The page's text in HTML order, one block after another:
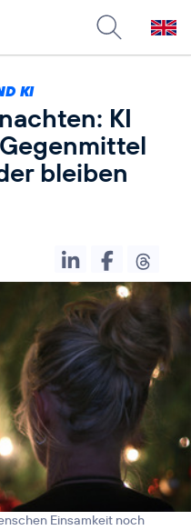
KI
KI
bleiben
Einsamkeit noch